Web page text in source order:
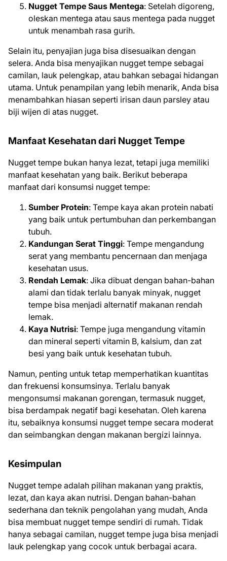
Nugget Tempe Saus Mentega: Setelah digoreng,
oleskan mentega atau saus mentega pada nugget
untuk menambah rasa gurih.
Selain itu, penyajian juga bisa disesuaikan dengan
selera. Anda bisa menyajikan nugget tempe sebagai
camilan, lauk pelengkap, atau bahkan sebagai hidangan
utama. Untuk penampilan yang lebih menarik, Anda bisa
menambahkan hiasan seperti irisan daun parsley atau
biji wijen di atas nugget.
Manfaat Kesehatan dari Nugget Tempe
Nugget tempe bukan hanya lezat, tetapi juga memiliki
manfaat kesehatan yang baik. Berikut beberapa
manfaat dari konsumsi nugget tempe:
Sumber Protein: Tempe kaya akan protein nabati
yang baik untuk pertumbuhan dan perkembangan
tubuh.
Kandungan Serat Tinggi: Tempe mengandung
serat yang membantu pencernaan dan menjaga
kesehatan usus.
Rendah Lemak: Jika dibuat dengan bahan-bahan
alami dan tidak terlalu banyak minyak, nugget
tempe bisa menjadi alternatif makanan rendah
lemak.
Kaya Nutrisi: Tempe juga mengandung vitamin
dan mineral seperti vitamin B, kalsium, dan zat
besi yang baik untuk kesehatan tubuh.
Namun, penting untuk tetap memperhatikan kuantitas
dan frekuensi konsumsinya. Terlalu banyak
mengonsumsi makanan gorengan, termasuk nugget,
bisa berdampak negatif bagi kesehatan. Oleh karena
itu, sebaiknya konsumsi nugget tempe secara moderat
dan seimbangkan dengan makanan bergizi lainnya.
Kesimpulan
Nugget tempe adalah pilihan makanan yang praktis,
lezat, dan kaya akan nutrisi. Dengan bahan-bahan
sederhana dan teknik pengolahan yang mudah, Anda
bisa membuat nugget tempe sendiri di rumah. Tidak
hanya sebagai camilan, nugget tempe juga bisa menjadi
lauk pelengkap yang cocok untuk berbagai acara.